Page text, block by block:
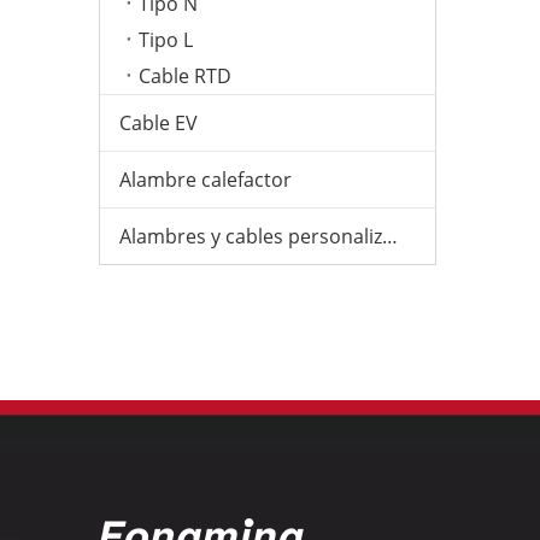
Tipo L
Cable RTD
Cable EV
Alambre calefactor
Alambres y cables personalizados